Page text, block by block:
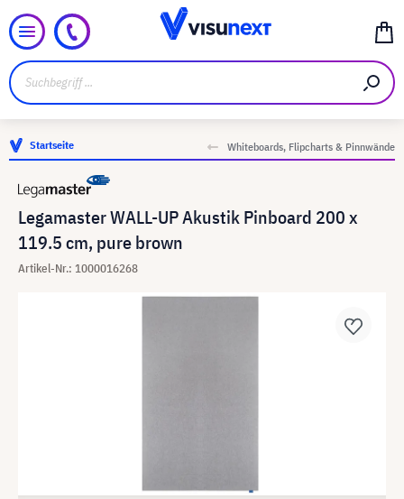
Startseite Whiteboards, Flipcharts & Pinnwände
Legamaster WALL-UP Akustik Pinboard 200 x
119.5 cm, pure brown
Artikel-Nr.: 1000016268